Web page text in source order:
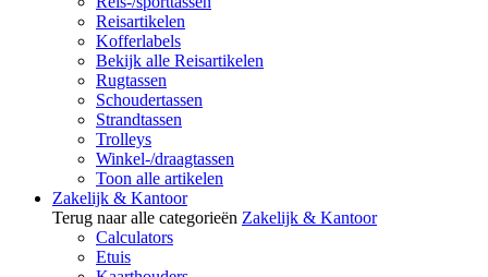
Reisartikelen
Kofferlabels
Bekijk alle Reisartikelen
Rugtassen
Schoudertassen
Strandtassen
Trolleys
Winkel-/draagtassen
Toon alle artikelen
Zakelijk & Kantoor
Terug naar alle categorieën Zakelijk & Kantoor
Calculators
Etuis